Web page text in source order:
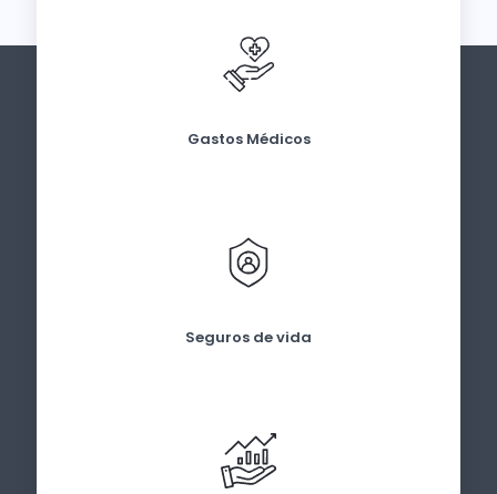
Gastos Médicos
Seguros de vida